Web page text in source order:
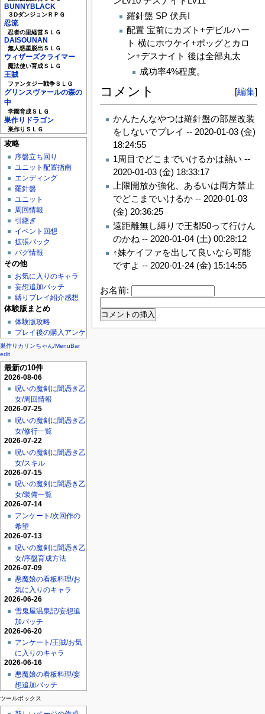
BUNNYBLACK
３DダンジョンＲＰＧ
忍流
忍者の里経営ＳＬＧ
DAISOUNAN
無人惑星脱出ＳＬＧ
ウィザーズクライマー
魔法使い育成ＳＬＧ
王賊
ファンタジー戦争ＳＬＧ
グリンスヴァールの森の
中
学園育成ＳＬＧ
巣作りドラゴン
巣作りＳＬＧ
攻略
序盤立ち回り
ユニット配置指南
エンディング
羅針盤
ユニット
周回情報
引継ぎ
イベント回想
拡張パック
バグ情報
その他
お気に入りのキャラ
妄想追加パッチ
縛りプレイ紹介感想
体験版まとめ
体験版攻略
プレイ後の購入アンケ
巣作りカリンちゃん/MenuBar
edit
最新の10件
2026-08-06
呪いの魔剣に闇憑き乙
女/周回情報
2026-07-25
呪いの魔剣に闇憑き乙
女/修行一覧
2026-07-22
呪いの魔剣に闇憑き乙
女/スキル
2026-07-15
呪いの魔剣に闇憑き乙
女/装備一覧
2026-07-14
アンケート/次回作の
希望
2026-07-13
呪いの魔剣に闇憑き乙
女/序盤育成方法
2026-07-09
悪魔娘の看板料理/お
気に入りのキャラ
2026-06-26
雪鬼屋温泉記/妄想追
加パッチ
2026-06-20
アンケート/王賊/お気
に入りのキャラ
2026-06-16
悪魔娘の看板料理/妄
想追加パッチ
ツールボックス
羅針盤 SP 伏兵Ⅰ
配置 宝前にカズト+デビルハー
ト 横にホウケイ+ポッグとカロ
ン+デスナイト 後は全部丸太
成功率4%程度。
[編集]
コメント
かんたんなやつは羅針盤の部屋改装
をしないでプレイ -- 2020-01-03 (金)
18:24:55
1周目でどこまでいけるかは熱い --
2020-01-03 (金) 18:33:17
上限開放か強化、あるいは両方禁止
でどこまでいけるか -- 2020-01-03
(金) 20:36:25
遠距離無し縛りで王都50って行けん
のかね -- 2020-01-04 (土) 00:28:12
↑妹ケイファを出して良いなら可能
ですよ -- 2020-01-24 (金) 15:14:55
お名前: